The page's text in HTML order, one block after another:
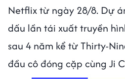
Netflix từ ngày 28/8. Dự
dấu lần tái xuất truyền
sau 4 năm kể từ Thirty-
đầu cô đóng cặp cùng Ji